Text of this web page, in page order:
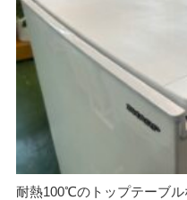
耐熱100℃のトップテーブル